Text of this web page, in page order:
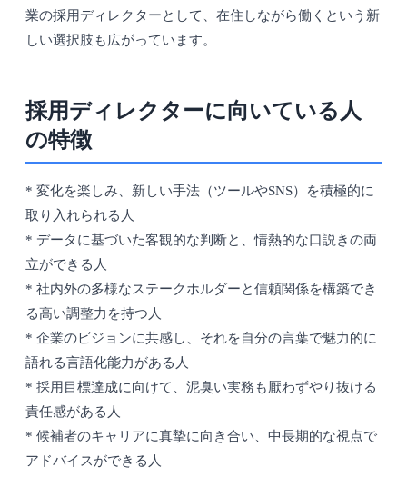
業の採用ディレクターとして、在住しながら働くという新
しい選択肢も広がっています。
採用ディレクターに向いている人
の特徴
* 変化を楽しみ、新しい手法（ツールやSNS）を積極的に
取り入れられる人
* データに基づいた客観的な判断と、情熱的な口説きの両
立ができる人
* 社内外の多様なステークホルダーと信頼関係を構築でき
る高い調整力を持つ人
* 企業のビジョンに共感し、それを自分の言葉で魅力的に
語れる言語化能力がある人
* 採用目標達成に向けて、泥臭い実務も厭わずやり抜ける
責任感がある人
* 候補者のキャリアに真摯に向き合い、中長期的な視点で
アドバイスができる人